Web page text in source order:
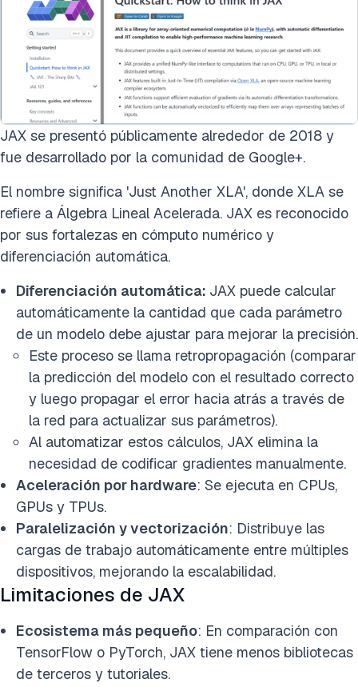
JAX se presentó públicamente alrededor de 2018 y
fue desarrollado por la comunidad de Google+.
El nombre significa 'Just Another XLA', donde XLA se
refiere a Álgebra Lineal Acelerada. JAX es reconocido
por sus fortalezas en cómputo numérico y
diferenciación automática.
Diferenciación automática: JAX puede calcular
automáticamente la cantidad que cada parámetro
de un modelo debe ajustar para mejorar la precisión.
Este proceso se llama retropropagación (comparar
la predicción del modelo con el resultado correcto
y luego propagar el error hacia atrás a través de
la red para actualizar sus parámetros).
Al automatizar estos cálculos, JAX elimina la
necesidad de codificar gradientes manualmente.
Aceleración por hardware: Se ejecuta en CPUs,
GPUs y TPUs.
Paralelización y vectorización: Distribuye las
cargas de trabajo automáticamente entre múltiples
dispositivos, mejorando la escalabilidad.
Limitaciones de JAX
Ecosistema más pequeño: En comparación con
TensorFlow o PyTorch, JAX tiene menos bibliotecas
de terceros y tutoriales.